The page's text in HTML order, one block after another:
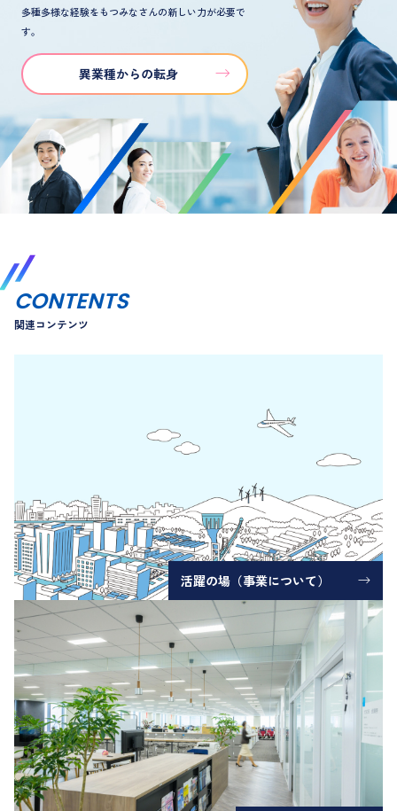
多種多様な経験をもつみなさんの新しい力が必要で
す。
異業種からの転身
CONTENTSコンテンツ
関連コンテンツ
活躍の場（事業について）